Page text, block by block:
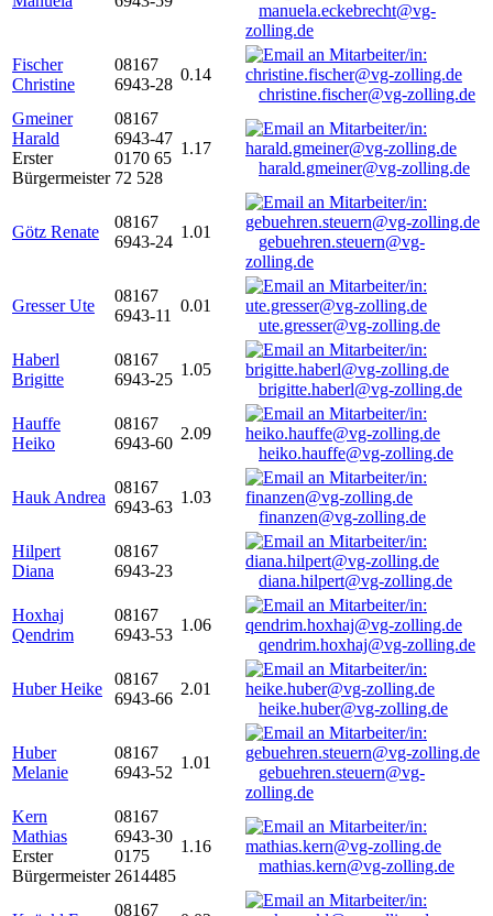
manuela.eckebrecht@vg-
zolling.de
Fischer
Christine
08167
6943-28
0.14
christine.fischer@vg-zolling.de
Gmeiner
Harald
Erster
Bürgermeister
08167
6943-47
0170 65
72 528
1.17
harald.gmeiner@vg-zolling.de
Götz Renate
08167
6943-24
1.01
gebuehren.steuern@vg-
zolling.de
Gresser Ute
08167
6943-11
0.01
ute.gresser@vg-zolling.de
Haberl
Brigitte
08167
6943-25
1.05
brigitte.haberl@vg-zolling.de
Hauffe
Heiko
08167
6943-60
2.09
heiko.hauffe@vg-zolling.de
Hauk Andrea
08167
6943-63
1.03
finanzen@vg-zolling.de
Hilpert
Diana
08167
6943-23
diana.hilpert@vg-zolling.de
Hoxhaj
Qendrim
08167
6943-53
1.06
qendrim.hoxhaj@vg-zolling.de
Huber Heike
08167
6943-66
2.01
heike.huber@vg-zolling.de
Huber
Melanie
08167
6943-52
1.01
gebuehren.steuern@vg-
zolling.de
Kern
Mathias
Erster
Bürgermeister
08167
6943-30
0175
2614485
1.16
mathias.kern@vg-zolling.de
08167